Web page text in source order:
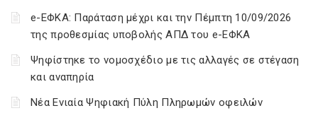
e-ΕΦΚΑ: Παράταση μέχρι και την Πέμπτη 10/09/2026
της προθεσμίας υποβολής ΑΠΔ του e-ΕΦΚΑ
Ψηφίστηκε το νομοσχέδιο με τις αλλαγές σε στέγαση
και αναπηρία
Νέα Ενιαία Ψηφιακή Πύλη Πληρωμών οφειλών